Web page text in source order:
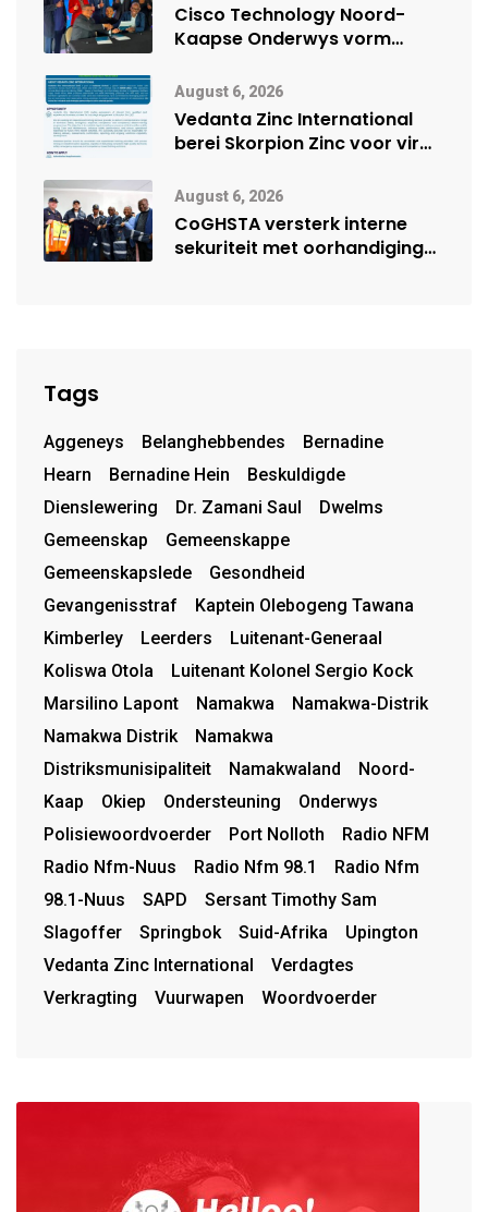
Cisco Technology Noord-
Kaapse Onderwys vorm
vennootskap
August 6, 2026
Vedanta Zinc International
berei Skorpion Zinc voor vir
August 6, 2026
CoGHSTA versterk interne
sekuriteit met oorhandiging
Tags
Aggeneys Belanghebbendes
Bernadine
Hearn
Bernadine Hein
Beskuldigde
Dienslewering
Dr. Zamani Saul
Dwelms
Gemeenskap
Gemeenskappe
Gemeenskapslede
Gesondheid
Gevangenisstraf
Kaptein Olebogeng Tawana
Kimberley
Leerders
Luitenant-Generaal
Koliswa Otola
Luitenant Kolonel Sergio Kock
Marsilino Lapont
Namakwa
Namakwa-Distrik
Namakwa Distrik
Namakwa
Distriksmunisipaliteit
Namakwaland
Noord-
Kaap
Okiep Ondersteuning
Onderwys
Polisiewoordvoerder
Port Nolloth
Radio NFM
Radio Nfm-Nuus
Radio Nfm 98.1
Radio Nfm
98.1-Nuus
SAPD
Sersant Timothy Sam
Slagoffer
Springbok Suid-Afrika
Upington
Vedanta Zinc International
Verdagtes
Verkragting
Vuurwapen Woordvoerder